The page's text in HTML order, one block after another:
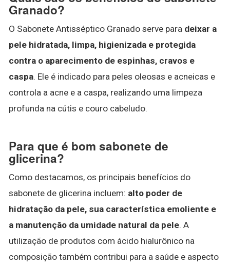
Granado?
O Sabonete Antisséptico Granado serve para deixar a
pele hidratada, limpa, higienizada e protegida
contra o aparecimento de espinhas, cravos e
caspa. Ele é indicado para peles oleosas e acneicas e
controla a acne e a caspa, realizando uma limpeza
profunda na cútis e couro cabeludo.
Para que é bom sabonete de
glicerina?
Como destacamos, os principais benefícios do
sabonete de glicerina incluem: alto poder de
hidratação da pele, sua característica emoliente e
a manutenção da umidade natural da pele. A
utilização de produtos com ácido hialurônico na
composição também contribui para a saúde e aspecto